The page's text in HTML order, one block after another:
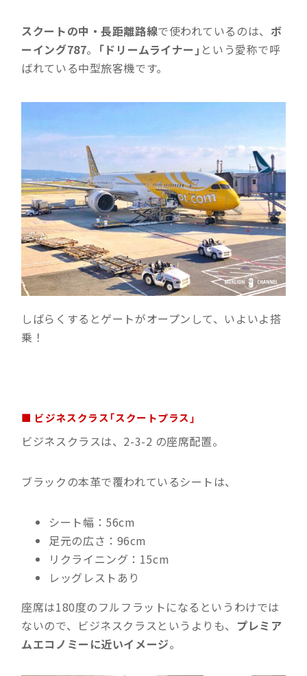
スクートの中・長距離路線で使われているのは、 ボ
ーイング787。 「ドリームライナー」 という愛称で呼
ばれている中型旅客機です。
しばらくするとゲートがオープンして、いよいよ搭
乗！
■ ビジネスクラス「スクートプラス」
ビジネスクラスは、2-3-2 の座席配置。
ブラックの本革で覆われているシートは、
シート幅：56cm
足元の広さ： 96cm
リクライニング：15cm
レッグレストあり
座席は180度のフルフラットになるというわけでは
ないので、ビジネスクラスというよりも、 プレミア
ムエコノミーに近いイメージ。